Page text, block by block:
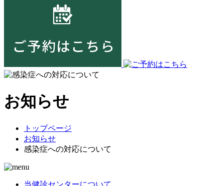
お知らせ
トップページ
お知らせ
感染症への対応について
当健診センターについて